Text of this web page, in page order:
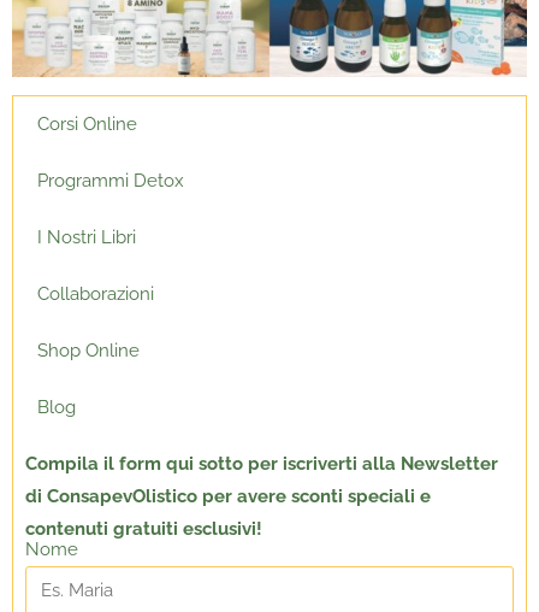
Corsi Online
Programmi Detox
I Nostri Libri
Collaborazioni
Shop Online
Blog
Compila il form qui sotto per iscriverti alla Newsletter
di ConsapevOlistico per avere sconti speciali e
contenuti gratuiti esclusivi!
Nome